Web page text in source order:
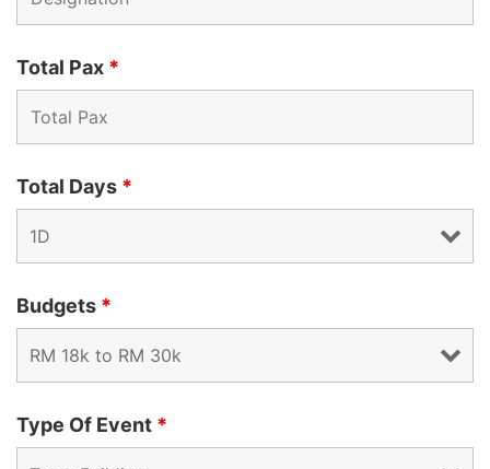
Total Pax *
Total Days *
Budgets *
Type Of Event *